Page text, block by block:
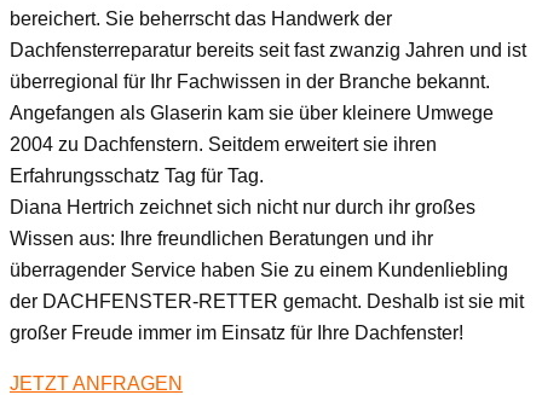
bereichert. Sie beherrscht das Handwerk der
Dachfensterreparatur bereits seit fast zwanzig Jahren und ist
überregional für Ihr Fachwissen in der Branche bekannt.
Angefangen als Glaserin kam sie über kleinere Umwege
2004 zu Dachfenstern. Seitdem erweitert sie ihren
Erfahrungsschatz Tag für Tag.
Diana Hertrich zeichnet sich nicht nur durch ihr großes
Wissen aus: Ihre freundlichen Beratungen und ihr
überragender Service haben Sie zu einem Kundenliebling
der DACHFENSTER-RETTER gemacht. Deshalb ist sie mit
großer Freude immer im Einsatz für Ihre Dachfenster!
JETZT ANFRAGEN